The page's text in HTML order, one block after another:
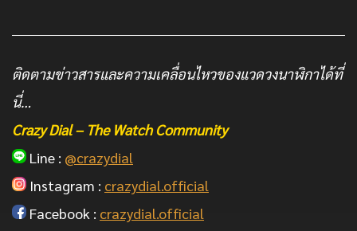
ติดตามข่าวสารและความเคลื่อนไหวของแวดวงนาฬิกาได้ที่
นี่…
Crazy Dial – The Watch Community
Line : @crazydial
Instagram : crazydial.official
Facebook : crazydial.official